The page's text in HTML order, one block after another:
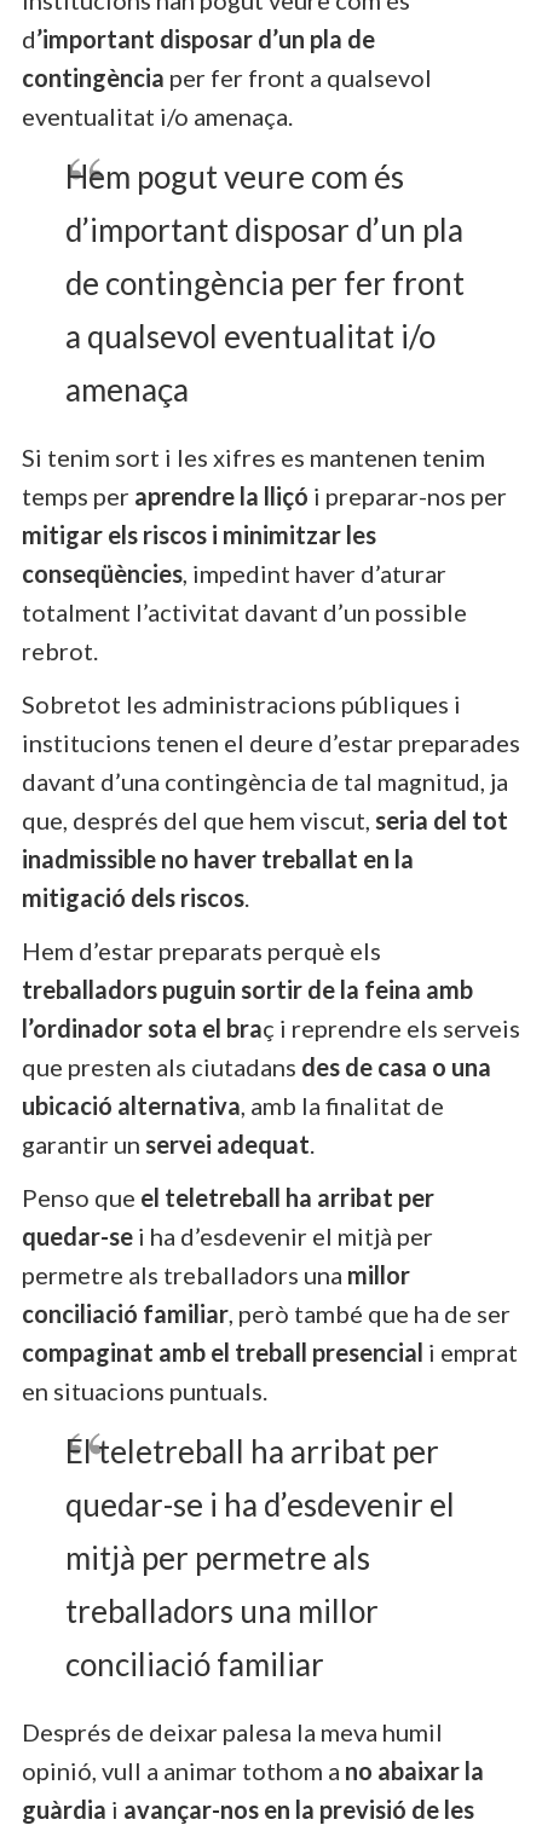
d’important disposar d’un pla de
contingència per fer front a qualsevol
eventualitat i/o amenaça.
Hem pogut veure com és
d’important disposar d’un pla
de contingència per fer front
a qualsevol eventualitat i/o
amenaça
Si tenim sort i les xifres es mantenen tenim
temps per aprendre la lliçó i preparar-nos per
mitigar els riscos i minimitzar les
conseqüències, impedint haver d’aturar
totalment l’activitat davant d’un possible
rebrot.
Sobretot les administracions públiques i
institucions tenen el deure d’estar preparades
davant d’una contingència de tal magnitud, ja
que, després del que hem viscut, seria del tot
inadmissible no haver treballat en la
mitigació dels riscos.
Hem d’estar preparats perquè els
treballadors puguin sortir de la feina amb
l’ordinador sota el braç i reprendre els serveis
que presten als ciutadans des de casa o una
ubicació alternativa, amb la finalitat de
garantir un servei adequat.
Penso que el teletreball ha arribat per
quedar-se i ha d’esdevenir el mitjà per
permetre als treballadors una millor
conciliació familiar, però també que ha de ser
compaginat amb el treball presencial i emprat
en situacions puntuals.
El teletreball ha arribat per
quedar-se i ha d’esdevenir el
mitjà per permetre als
treballadors una millor
conciliació familiar
Després de deixar palesa la meva humil
opinió, vull a animar tothom a no abaixar la
guàrdia i avançar-nos en la previsió de les